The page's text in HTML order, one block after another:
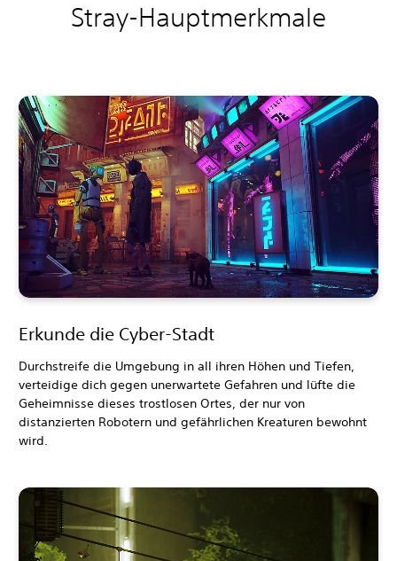
Stray-Hauptmerkmale
Erkunde die Cyber-Stadt
Durchstreife die Umgebung in all ihren Höhen und Tiefen,
verteidige dich gegen unerwartete Gefahren und lüfte die
Geheimnisse dieses trostlosen Ortes, der nur von
distanzierten Robotern und gefährlichen Kreaturen bewohnt
wird.